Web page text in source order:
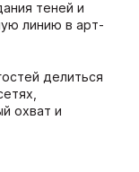
теней и
линию в арт-
делиться
охват и